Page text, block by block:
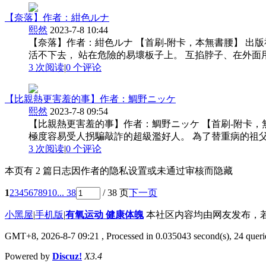
【奈落】作者：紺色ルナ
熙然 2023-7-8 10:44
【奈落】作者：紺色ルナ 【首刷-附卡，本無書腰】 出
活不下去， 站在危險的易壞板子上。 互掐脖子、在外
3 次阅读|0 个评论
【比親熱更害羞的事】作者：鯛野ニッケ
熙然 2023-7-8 09:54
【比親熱更害羞的事】作者：鯛野ニッケ 【首刷-附卡
極度容易受人拐騙敲詐的超級濫好人。 為了替重病的祖
3 次阅读|0 个评论
本页有 2 篇日志因作者的隐私设置或未通过审核而隐藏
12345678910... 38 / 38 页下一页
小黑屋|手机版|有氧运动 健康体魄本社区内容均由网友发布，
GMT+8, 2026-8-7 09:21 , Processed in 0.035043 second(s), 24
Powered by Discuz! X3.4